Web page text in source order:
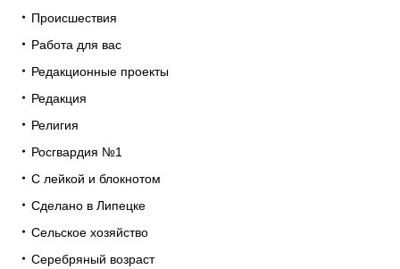
Происшествия
Работа для вас
Редакционные проекты
Редакция
Религия
Росгвардия №1
С лейкой и блокнотом
Сделано в Липецке
Сельское хозяйство
Серебряный возраст